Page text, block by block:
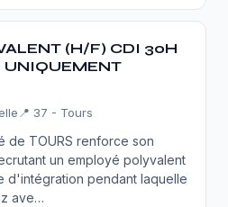
(H/F) CDI 30H
UNIQUEMENT
📍 37 - Tours
de TOURS renforce son
un employé polyvalent
d'intégration pendant laquelle
ave…